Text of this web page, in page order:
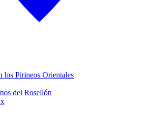
los Pirineos Orientales
del Rosellón